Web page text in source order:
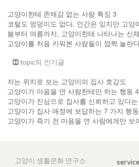
고양이한테 존재감 없는 사람 특징 3
코털도 엉덩이도 없다, 인간은 있지만 고양
봄부터 여름까지, 고양이한테 나타나는 신
고양이를 처음 키워본 사람들이 깜짝 놀란
topic의 인기글
자는 위치로 보는 고양이의 집사 호감도
고양이가 마음을 연 사람한테만 하는 행동 4
고양이가 진심으로 집사를 신뢰하고 있다
고양이가 집사 애정에 보답하는 7 가지 행동
고양이가 죽기 전 마음을 연 사람에게만 보
고양이 생활문화 연구소
service